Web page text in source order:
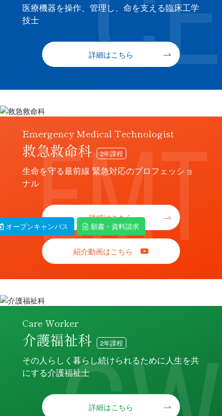
オープンキャンパス 願書・資料請求
医療機器を操作、管理し、命を支える臨床工学
技士
詳細はこちら
Emergency Medical Technologist
救急救命科 2年課程
生命を守る最前線 緊急対応のプロフェッショ
ナル
詳細はこちら
紹介動画はこちら
Care Worker
介護福祉科 2年課程
その人らしく暮らし続けられるために人生を共
にする介護福祉士
詳細はこちら